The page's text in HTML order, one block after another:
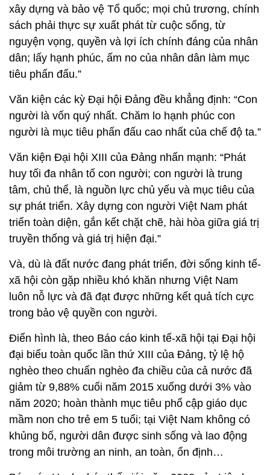
xây dựng và bảo vệ Tổ quốc; mọi chủ trương, chính
sách phải thực sự xuất phát từ cuộc sống, từ
nguyện vọng, quyền và lợi ích chính đáng của nhân
dân; lấy hạnh phúc, ấm no của nhân dân làm mục
tiêu phấn đấu.”
Văn kiện các kỳ Đại hội Đảng đều khẳng định: “Con
người là vốn quý nhất. Chăm lo hạnh phúc con
người là mục tiêu phấn đấu cao nhất của chế độ ta.”
Văn kiện Đại hội XIII của Đảng nhấn mạnh: “Phát
huy tối đa nhân tố con người; con người là trung
tâm, chủ thể, là nguồn lực chủ yếu và mục tiêu của
sự phát triển. Xây dựng con người Việt Nam phát
triển toàn diện, gắn kết chặt chẽ, hài hòa giữa giá trị
truyền thống và giá trị hiện đại.”
Và, dù là đất nước đang phát triển, đời sống kinh tế-
xã hội còn gặp nhiều khó khăn nhưng Việt Nam
luôn nỗ lực và đã đạt được những kết quả tích cực
trong bảo vệ quyền con người.
Điển hình là, theo Báo cáo kinh tế-xã hội tại Đại hội
đại biểu toàn quốc lần thứ XIII của Đảng, tỷ lệ hộ
nghèo theo chuẩn nghèo đa chiều của cả nước đã
giảm từ 9,88% cuối năm 2015 xuống dưới 3% vào
năm 2020; hoàn thành mục tiêu phổ cập giáo dục
mầm non cho trẻ em 5 tuổi; tại Việt Nam không có
khủng bố, người dân được sinh sống và lao động
trong môi trường an ninh, an toàn, ổn định…